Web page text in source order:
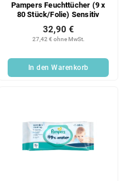
Pampers Feuchttücher (9 x
80 Stück/Folie) Sensitiv
27,42 € ohne MwSt.
32,90 €
In den Warenkorb